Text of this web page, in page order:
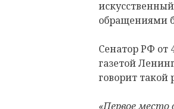
обращениями
Сенатор РФ от
газетой
говорит такой
«Первое место